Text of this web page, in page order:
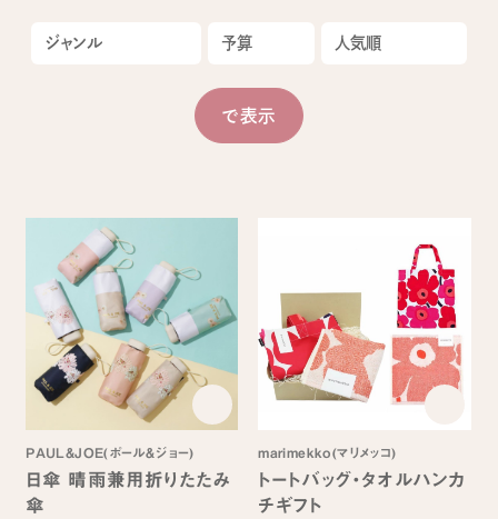
PAUL&JOE(ポール＆ジョー)
日傘 晴雨兼用折りたたみ
傘
marimekko(マリメッコ)
トートバッグ・タオルハンカ
チギフト